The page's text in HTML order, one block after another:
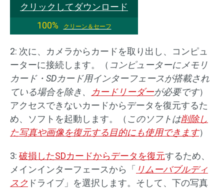
クリックしてダウンロード
100%
クリーン＆セーフ
2: 次に、カメラからカードを取り出し、コンピュ
ーターに接続します。（ コンピューターにメモリ
カード・SDカード用インターフェースが搭載され
ている場合を除き、
カードリーダーが必要です）
アクセスできないカードからデータを復元するた
め、ソフトを起動します。（ このソフトは削除し
た写真や画像を復元する目的にも使用できます）
3: 破損したSDカードからデータを復元するため、
メインインターフェースから「 リムーバブルディ
スク ドライブ」を選択します。そして、下の写真